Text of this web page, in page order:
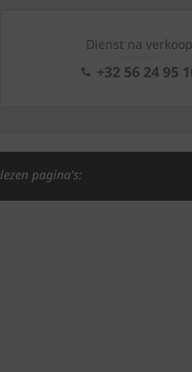
Dienst na verkoop
+32 56 24 95
pagina's: